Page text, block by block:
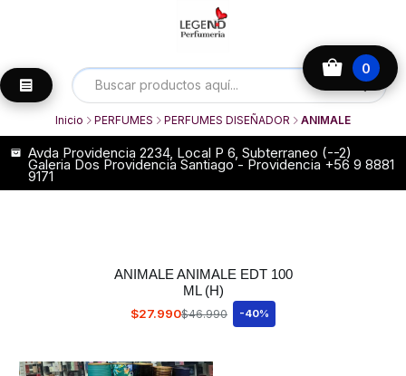
0
Avda Providencia 2234, Local P 6, Subterraneo (--2)
Galeria Dos Providencia Santiago - Providencia +56 9 8881
9171
Inicio PERFUMES PERFUMES DISEÑADOR ANIMALE
ANIMALE ANIMALE EDT 100
ML (H)
$27.990$46.990 -40%